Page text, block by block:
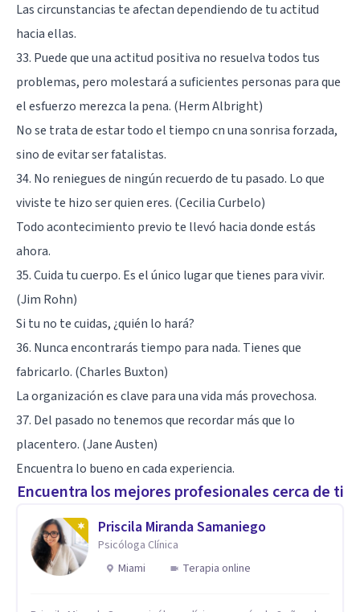
Las circunstancias te afectan dependiendo de tu actitud
hacia ellas.
33. Puede que una actitud positiva no resuelva todos tus
problemas, pero molestará a suficientes personas para que
el esfuerzo merezca la pena. (Herm Albright)
No se trata de estar todo el tiempo cn una sonrisa forzada,
sino de evitar ser fatalistas.
34. No reniegues de ningún recuerdo de tu pasado. Lo que
viviste te hizo ser quien eres. (Cecilia Curbelo)
Todo acontecimiento previo te llevó hacia donde estás
ahora.
35. Cuida tu cuerpo. Es el único lugar que tienes para vivir.
(Jim Rohn)
Si tu no te cuidas, ¿quién lo hará?
36. Nunca encontrarás tiempo para nada. Tienes que
fabricarlo. (Charles Buxton)
La organización es clave para una vida más provechosa.
37. Del pasado no tenemos que recordar más que lo
placentero. (Jane Austen)
Encuentra lo bueno en cada experiencia.
Encuentra los mejores profesionales cerca de ti
Priscila Miranda Samaniego
Psicóloga Clínica
Miami
Terapia online